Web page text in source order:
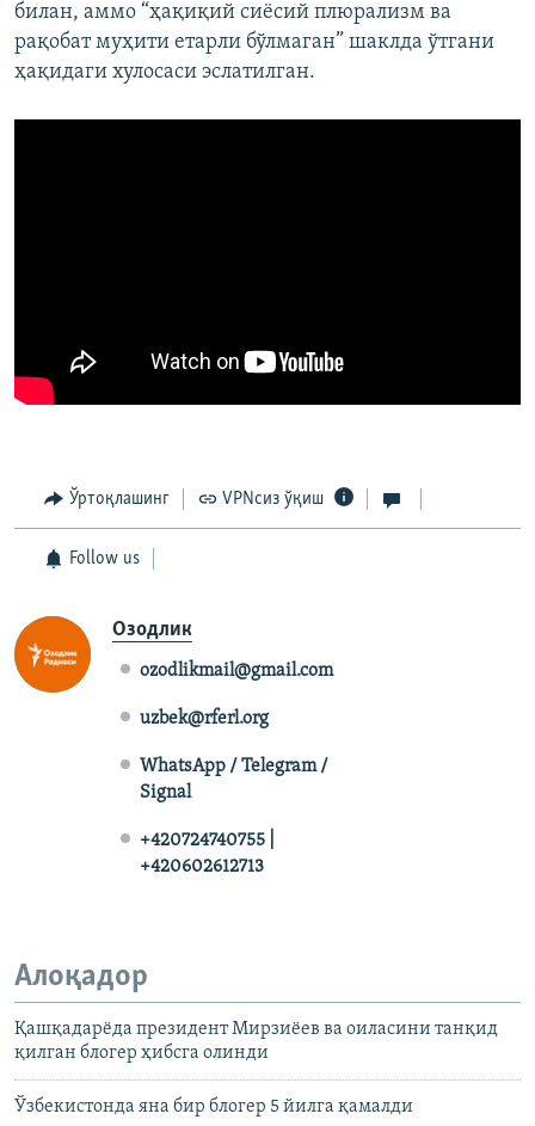
билан, аммо “ҳақиқий сиёсий плюрализм ва
рақобат муҳити етарли бўлмаган” шаклда ўтгани
ҳақидаги хулосаси эслатилган.
Ўртоқлашинг VPNсиз ўқиш
Follow us
Озодлик
ozodlikmail@gmail.com
uzbek@rferl.org
WhatsApp / Telegram /
Signal
+420724740755 |
+420602612713
Алоқадор
Қашқадарёда президент Мирзиёев ва оиласини танқид
қилган блогер ҳибсга олинди
Ўзбекистонда яна бир блогер 5 йилга қамалди